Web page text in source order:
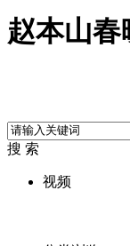
赵本山春
搜 索
视频